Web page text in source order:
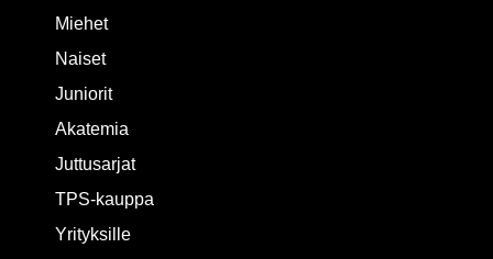
Miehet
Naiset
Juniorit
Akatemia
Juttusarjat
TPS-kauppa
Yrityksille